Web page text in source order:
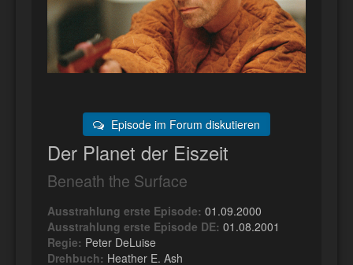
Episode im Forum diskutieren
Der Planet der Eiszeit
Beneath the Surface
Ausstrahlung erste Episode: 01.09.2000
Ausstrahlung erste Episode DE: 01.08.2001
Regie: Peter DeLuise
Drehbuch: Heather E. Ash